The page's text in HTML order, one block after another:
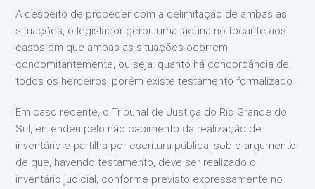
A despeito de proceder com a delimitação de ambas as
situações, o legislador gerou uma lacuna no tocante aos
casos em que ambas as situações ocorrem
concomitantemente, ou seja: quanto há concordância de
todos os herdeiros, porém existe testamento formalizado.
Em caso recente, o Tribunal de Justiça do Rio Grande do
Sul, entendeu pelo não cabimento da realização de
inventário e partilha por escritura pública, sob o argumento
de que, havendo testamento, deve ser realizado o
inventário judicial, conforme previsto expressamente no